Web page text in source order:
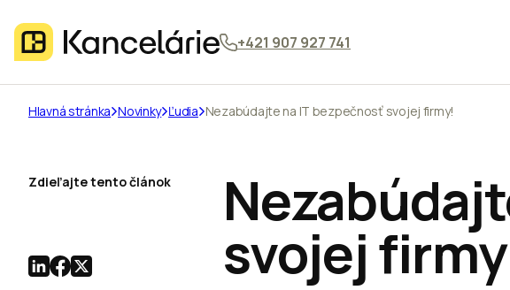
+421 907 927 741
Hlavná stránka Novinky Ľudia Nezabúdajte na IT bezpečnosť svojej firmy!
svojej
Zdieľajte tento článok